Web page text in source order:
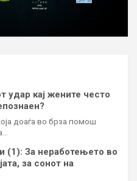
удар кај жените често
доаѓа во брза помош
(1): За неработењето во
за сонот на